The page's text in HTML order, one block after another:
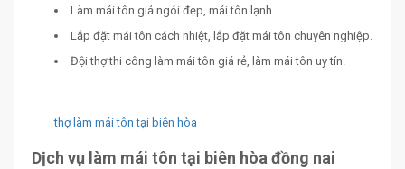
Làm mái tôn giả ngói đẹp, mái tôn lạnh.
Lắp đặt mái tôn cách nhiệt, lắp đặt mái tôn chuyên nghiệp.
Đội thợ thi công làm mái tôn giá rẻ, làm mái tôn uy tín.
thợ làm mái tôn tại biên hòa
Dịch vụ làm mái tôn tại biên hòa đồng nai